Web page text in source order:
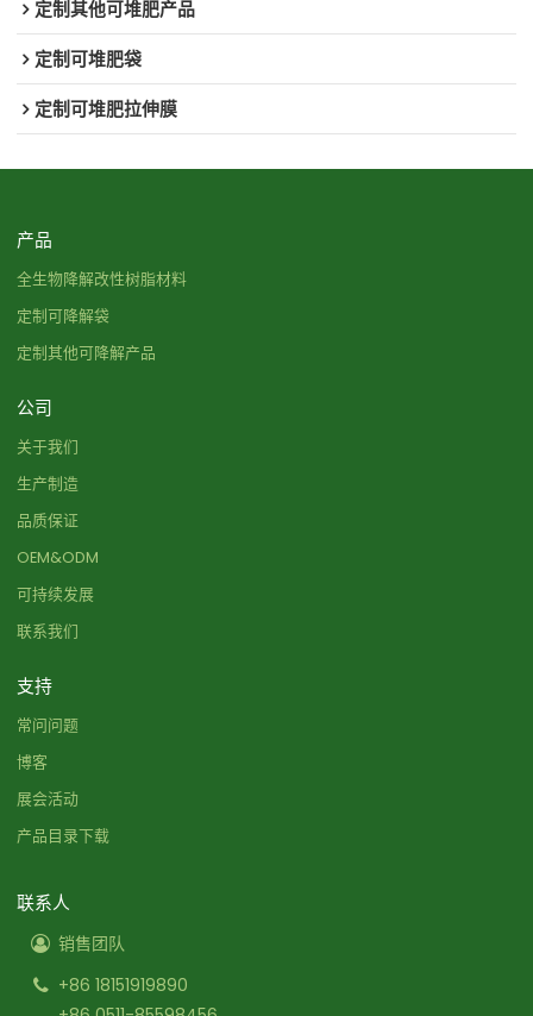
定制其他可堆肥产品
定制可堆肥袋
定制可堆肥拉伸膜
产品
全生物降解改性树脂材料
定制可降解袋
定制其他可降解产品
公司
关于我们
生产制造
品质保证
OEM&ODM
可持续发展
联系我们
支持
常问问题
博客
展会活动
产品目录下载
联系人
销售团队
+86 18151919890